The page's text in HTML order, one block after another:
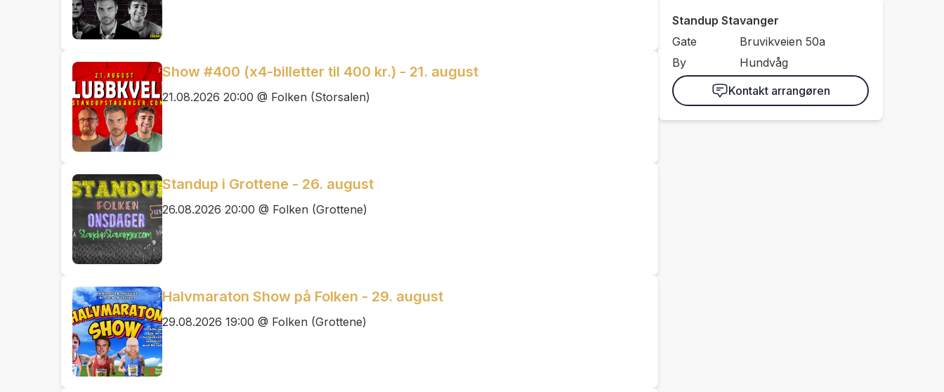
Show #400 (x4-billetter til 400 kr.) - 21. august
21.08.2026 20:00 @ Folken (Storsalen)
Standup i Grottene - 26. august
26.08.2026 20:00 @ Folken (Grottene)
Halvmaraton Show på Folken - 29. august
29.08.2026 19:00 @ Folken (Grottene)
Standup Stavanger
Gate
Bruvikveien 50a
By
Hundvåg
Kontakt arrangøren